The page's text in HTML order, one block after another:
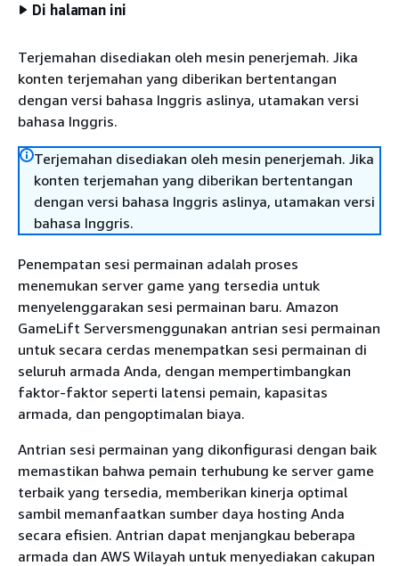
Di halaman ini
Terjemahan disediakan oleh mesin penerjemah. Jika
konten terjemahan yang diberikan bertentangan
dengan versi bahasa Inggris aslinya, utamakan versi
bahasa Inggris.
Terjemahan disediakan oleh mesin penerjemah. Jika
konten terjemahan yang diberikan bertentangan
dengan versi bahasa Inggris aslinya, utamakan versi
bahasa Inggris.
Penempatan sesi permainan adalah proses
menemukan server game yang tersedia untuk
menyelenggarakan sesi permainan baru. Amazon
GameLift Serversmenggunakan antrian sesi permainan
untuk secara cerdas menempatkan sesi permainan di
seluruh armada Anda, dengan mempertimbangkan
faktor-faktor seperti latensi pemain, kapasitas
armada, dan pengoptimalan biaya.
Antrian sesi permainan yang dikonfigurasi dengan baik
memastikan bahwa pemain terhubung ke server game
terbaik yang tersedia, memberikan kinerja optimal
sambil memanfaatkan sumber daya hosting Anda
secara efisien. Antrian dapat menjangkau beberapa
armada dan AWS Wilayah untuk menyediakan cakupan